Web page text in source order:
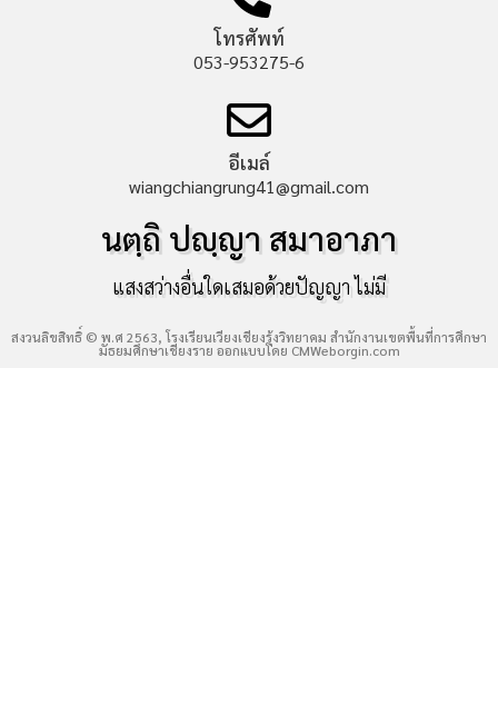
โทรศัพท์
053-953275-6
อีเมล์
wiangchiangrung41@gmail.com
นตฺถิ ปญฺญา สมาอาภา
แสงสว่างอื่นใดเสมอด้วยปัญญา ไม่มี
สงวนลิขสิทธิ์ © พ.ศ 2563, โรงเรียนเวียงเชียงรุ้งวิทยาคม สำนักงานเขตพื้นที่การศึกษา
มัธยมศึกษาเชียงราย ออกแบบโดย CMWeborgin.com